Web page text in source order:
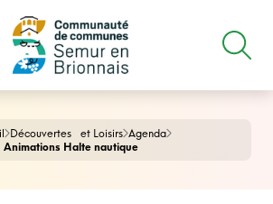
Découvertes et Loisirs Agenda
Animations Halte nautique